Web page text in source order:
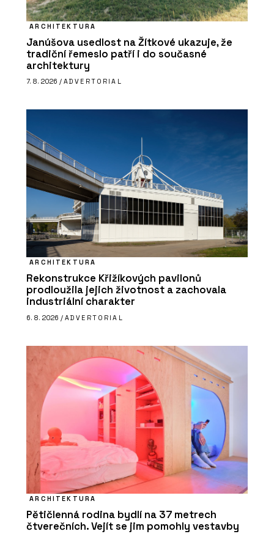
ARCHITEKTURA
Janúšova usedlost na Žítkové ukazuje, že
tradiční řemeslo patří i do současné
architektury
7. 8. 2026 / ADVERTORIAL
ARCHITEKTURA
Rekonstrukce Křižíkových pavilonů
prodloužila jejich životnost a zachovala
industriální charakter
6. 8. 2026 / ADVERTORIAL
ARCHITEKTURA
Pětičlenná rodina bydlí na 37 metrech
čtverečních. Vejít se jim pomohly vestavby